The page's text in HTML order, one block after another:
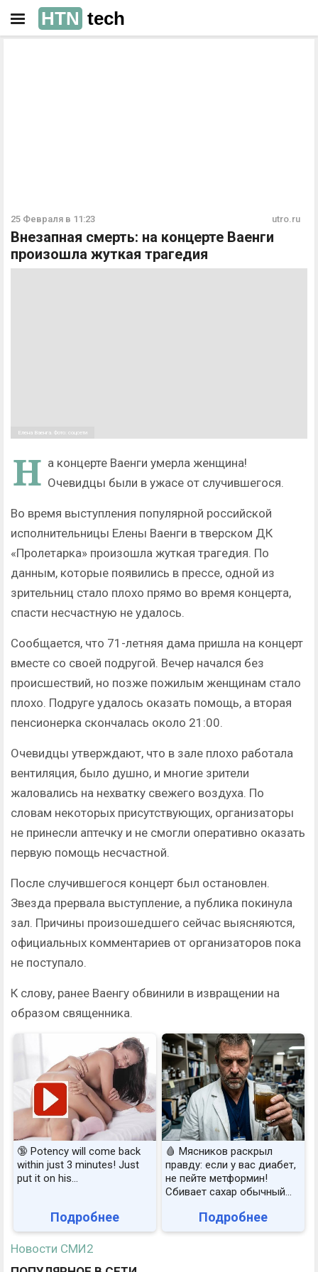
HTN tech
25 Февраля в 11:23 utro.ru
Внезапная смерть: на концерте Ваенги
произошла жуткая трагедия
Елена Ваенга. Фото: соцсети
Н а концерте Ваенги умерла женщина!
Очевидцы были в ужасе от случившегося.
Во время выступления популярной российской
исполнительницы Елены Ваенги в тверском ДК
«Пролетарка» произошла жуткая трагедия. По
данным, которые появились в прессе, одной из
зрительниц стало плохо прямо во время концерта,
спасти несчастную не удалось.
Сообщается, что 71-летняя дама пришла на концерт
вместе со своей подругой. Вечер начался без
происшествий, но позже пожилым женщинам стало
плохо. Подруге удалось оказать помощь, а вторая
пенсионерка скончалась около 21:00.
Очевидцы утверждают, что в зале плохо работала
вентиляция, было душно, и многие зрители
жаловались на нехватку свежего воздуха. По
словам некоторых присутствующих, организаторы
не принесли аптечку и не смогли оперативно оказать
первую помощь несчастной.
После случившегося концерт был остановлен.
Звезда прервала выступление, а публика покинула
зал. Причины произошедшего сейчас выясняются,
официальных комментариев от организаторов пока
не поступало.
К слову, ранее Ваенгу обвинили в извращении на
образом священника.
🔞 Potency will come back
within just 3 minutes! Just
put it on his…
Подробнее
🩸 Мясников раскрыл
правду: если у вас диабет,
не пейте метформин!
Сбивает сахар обычный...
Подробнее
Новости СМИ2